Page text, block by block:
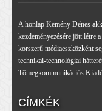
A honlap Kemény Dénes
kezdeményezésére jött létre
korszerű médiaeszközként
technikai-technológiai
Tömegkommunikációs
CÍMKÉK